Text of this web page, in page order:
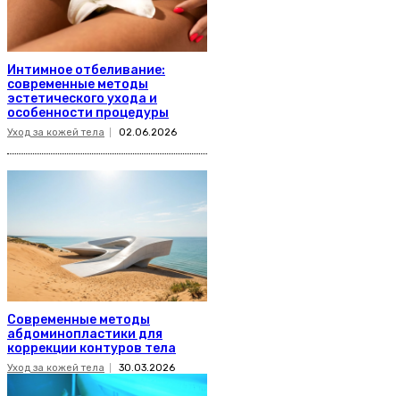
Интимное отбеливание:
современные методы
эстетического ухода и
особенности процедуры
Уход за кожей тела 02.06.2026
Современные методы
абдоминопластики для
коррекции контуров тела
Уход за кожей тела 30.03.2026